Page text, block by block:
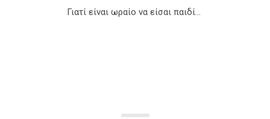
Γιατί είναι ωραίο να είσαι παιδί...